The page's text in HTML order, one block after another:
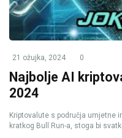
21 ožujka, 2024 0
Najbolje AI
2024
Kriptovalute s područja umjetne
kratkog Bull Run-a, stoga bi